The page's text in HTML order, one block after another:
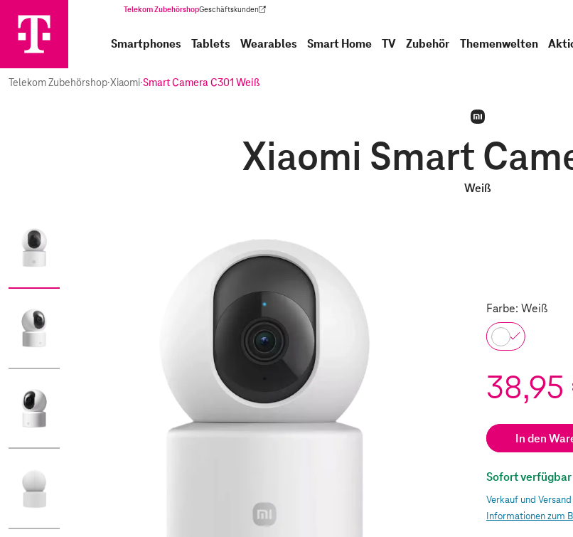
Telekom ZubehörshopGeschäftskunden
(Wird in einem neuen Tab geöffnet)
Smartphones Tablets Wearables Smart Home TV Zubehör Themenwelten
Telekom Zubehörshop·Xiaomi·Smart Camera C301 Weiß
Xiaomi Smart
Weiß
Farbe: Weiß
38,95
In den
Sofort verfügbar
Verkauf und
Informationen zum